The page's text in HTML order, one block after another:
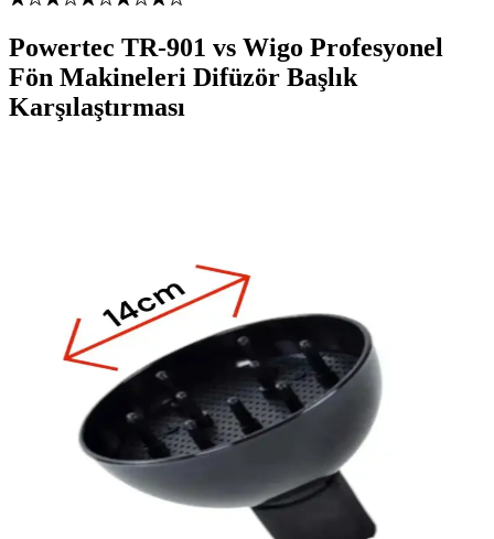
Powertec TR-901 vs Wigo Profesyonel
Fön Makineleri Difüzör Başlık
Karşılaştırması